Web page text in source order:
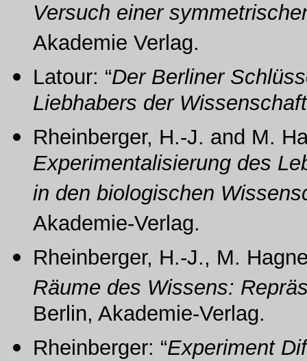
Versuch einer
Akademie Verlag.
Latour: “Der Berliner
Liebhabers der
Rheinberger, H.-J. and M.
Experimentalisierung des
in den biologischen
Akademie-Verlag.
Rheinberger, H.-J., M.
Räume des Wissens:
Berlin, Akademie-Verlag.
Rheinberger: “Experiment